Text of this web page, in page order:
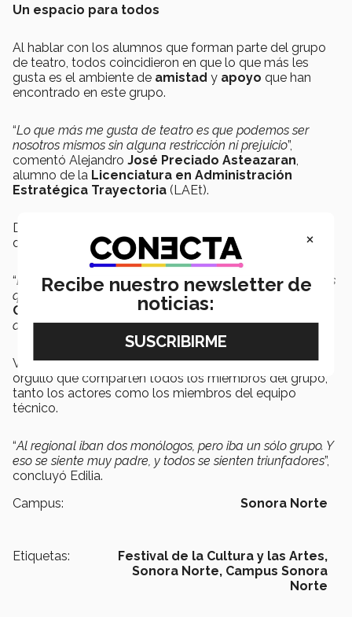
Un espacio para todos
Al hablar con los alumnos que forman parte del grupo
de teatro, todos coincidieron en que lo que más les
gusta es el ambiente de amistad y apoyo que han
encontrado en este grupo.
“Lo que más me gusta de teatro es que podemos ser
nosotros mismos sin alguna restricción ni prejuicio”,
comentó Alejandro José Preciado Asteazaran
alumno de la Licenciatura en Administración
Estratégica Trayectoria (LAEt).
Detrás de escena, cada alumno hace su ritual, debido a
que cada quién maneja los nervios de diferente manera.
“Los de tramoya estamos muy apurados porque tenemos
que meter y sacar todo rápido ”, compartióJulio Cesar
Corona Estrada
, alumno de LDI. “
acaba, se siente la satisfacción de que ya se hizo bien”.
Ver el resultado final de su trabajo es un momento de
orgullo que comparten todos los miembros del grupo,
tanto los actores como los miembros del equipo
técnico.
“Al regional iban dos monólogos, pero iba un sólo grupo. Y
eso se siente muy padre, y todos se sienten triunfadores”,
concluyó Edilia.
Campus:
Sonora Norte
Etiquetas:
Festival de la Cultura y las Artes,
Sonora Norte, Campus Sonora
Norte
×
Recibe nuestro newsletter de
noticias: